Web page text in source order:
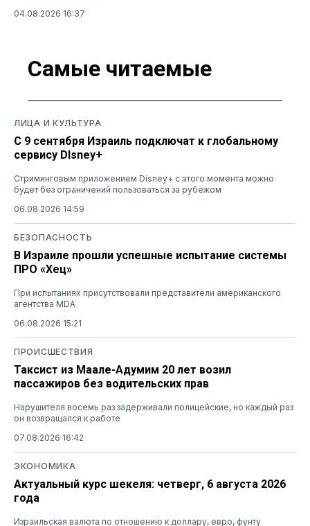
04.08.2026 16:37
Самые читаемые
ЛИЦА И КУЛЬТУРА
С 9 сентября Израиль подключат к глобальному
сервису DIsney+
Стриминговым приложением Disney+ с этого момента можно
будет без ограничений пользоваться за рубежом
06.08.2026 14:59
БЕЗОПАСНОСТЬ
В Израиле прошли успешные испытание системы
ПРО «Хец»
При испытаниях присутствовали представители американского
агентства MDA
06.08.2026 15:21
ПРОИСШЕСТВИЯ
Таксист из Маале-Адумим 20 лет возил
пассажиров без водительских прав
Нарушителя восемь раз задерживали полицейские, но каждый раз
он возвращался к работе
07.08.2026 16:42
ЭКОНОМИКА
Актуальный курс шекеля: четверг, 6 августа 2026
года
Израильская валюта по отношению к доллару, евро, фунту